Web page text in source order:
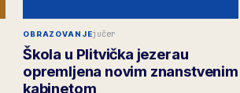
OBRAZOVANJEjučer
Škola u Plitvička jezerau
opremljena novim znanstvenim
kabinetom